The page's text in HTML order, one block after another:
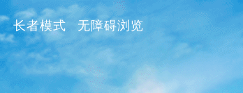
无障碍浏览
长者模式